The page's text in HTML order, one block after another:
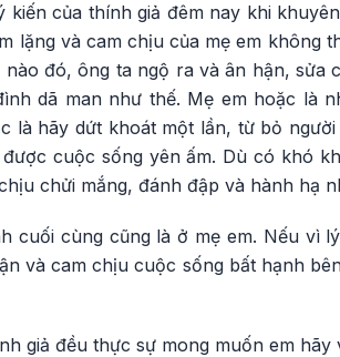
của thính giả đêm nay khi
lặng và cam chịu của mẹ em không
đó, ông ta ngộ ra và ân hận, sửa
dã man như thế. Mẹ em hoặc là
là hãy dứt khoát một lần, từ bỏ
cuộc sống yên ấm. Dù có khó
chửi mắng, đánh đập và hành hạ
cuối cùng cũng là ở mẹ em. Nếu vì
và cam chịu cuộc sống bất hạnh
giả đều thực sự mong muốn em